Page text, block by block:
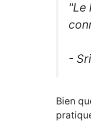
"Le
-
Bien